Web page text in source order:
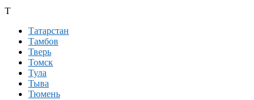
Т
Татарстан
Тамбов
Тверь
Томск
Тула
Тыва
Тюмень